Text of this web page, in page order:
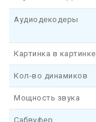
Аудиодекодеры
Картинка в картинке
Кол-во динамиков
Мощность звука
Сабвуфер